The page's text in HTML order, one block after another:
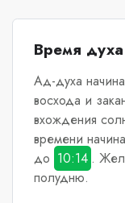
Время
Ад-духа
восхода и
вхождения
времени
до 10:14 .
полудню.